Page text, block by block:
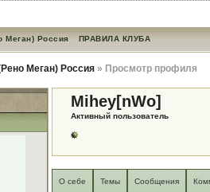
Меган) Россия ПРАВИЛА КЛУБА
Меган) Россия » Просмотр профиля
Mihey[nWo]
Активный пользователь
О себе Темы Сообщения